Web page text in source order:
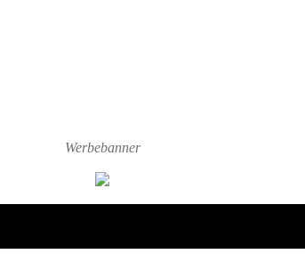
Werbebanner